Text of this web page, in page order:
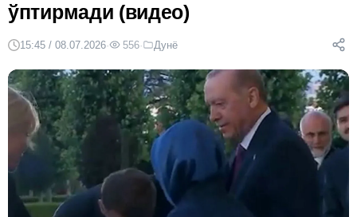
ўптирмади (видео)
15:45 / 08.07.2026· 556· Дунё